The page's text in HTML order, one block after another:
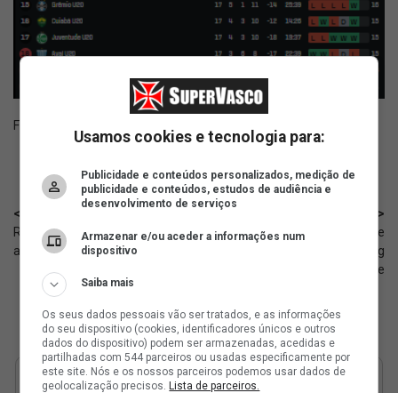
Fonte:
< Anterior
Rayan disputa vaga na seleção
após lesão de Raphinha
Próximo >
Futebol Americano: Vasco vence
o Lizards pelo Regional de Flag
Sudeste
Usamos cookies e tecnologia para:
Publicidade e conteúdos personalizados, medição de
publicidade e conteúdos, estudos de audiência e
desenvolvimento de serviços
Armazenar e/ou aceder a informações num
dispositivo
Saiba mais
Os seus dados pessoais vão ser tratados, e as informações
do seu dispositivo (cookies, identificadores únicos e outros
dados do dispositivo) podem ser armazenadas, acedidas e
partilhadas com 544 parceiros ou usadas especificamente por
este site. Nós e os nossos parceiros podemos usar dados de
geolocalização precisos.Lista de parceiros.